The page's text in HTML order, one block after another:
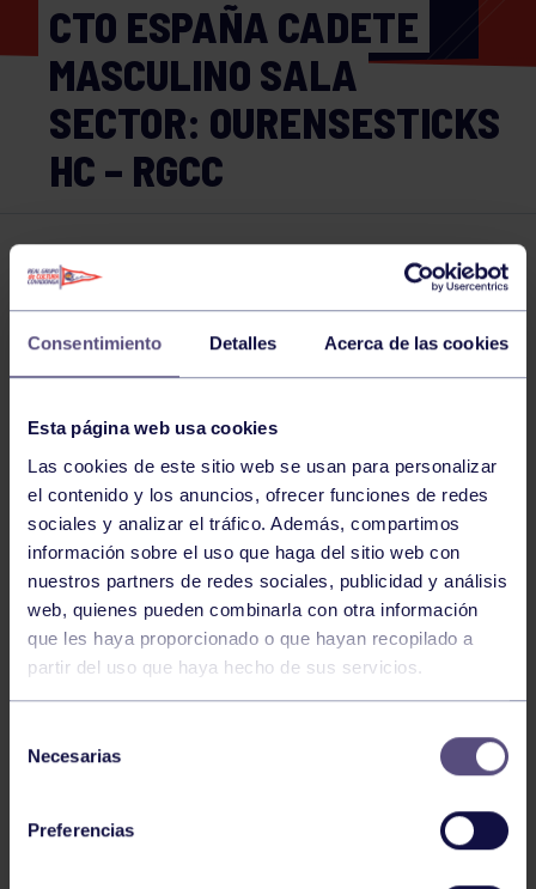
Consentimiento Detalles Acerca de las cookies
Esta página web usa cookies
Las cookies de este sitio web se usan para personalizar
el contenido y los anuncios, ofrecer funciones de redes
sociales y analizar el tráfico. Además, compartimos
información sobre el uso que haga del sitio web con
nuestros partners de redes sociales, publicidad y análisis
web, quienes pueden combinarla con otra información
que les haya proporcionado o que hayan recopilado a
partir del uso que haya hecho de sus servicios.
Necesarias
Preferencias
CTO ESPAÑA CADETE
MASCULINO SALA
SECTOR: OURENSESTICKS
HC – RGCC
Comparte
NOTICIAS RELACIONADAS
Hockey 28 Jul 2026
MUNDIAL